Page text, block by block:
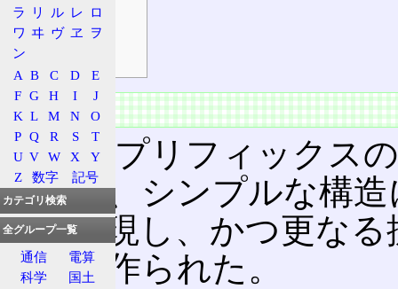
仕様
3オペランド
概要
複雑なプリフィックス
ものを、シンプルな構
性を実現し、かつ更な
として作られた。
ラ
リ ル レ ロ
ワ ヰ ヴ ヱ
ヲ
ン
A B C D
E
F G H I
J
K L M N
O
P Q R S
T
U V W X
Y
Z
数字 記号
カテゴリ検索
全グループ一覧
通信
電算
科学
国土